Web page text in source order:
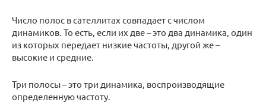
Число полос в сателлитах совпадает с числом
динамиков. То есть, если их две – это два динамика, один
из которых передает низкие частоты, другой же –
высокие и средние.
Три полосы – это три динамика, воспроизводящие
определенную частоту.